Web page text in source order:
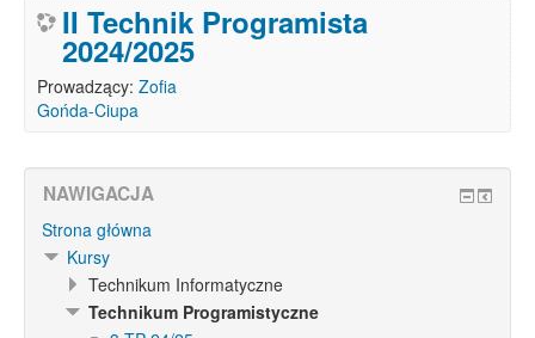
II Technik Programista
2024/2025
Prowadzący: Zofia
Gońda-Ciupa
NAWIGACJA
Strona główna
Kursy
Technikum Informatyczne
Technikum Programistyczne